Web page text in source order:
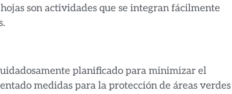
son actividades que se integran fácilmente
planificado para minimizar el
medidas para la protección de áreas verdes